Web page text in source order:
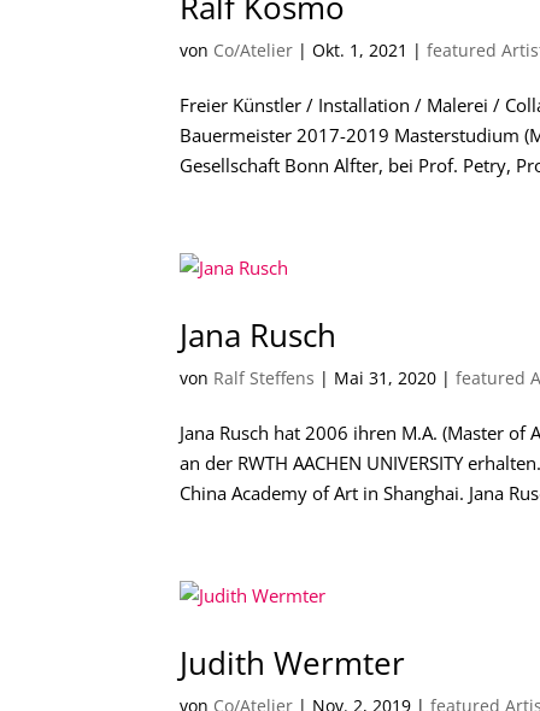
von Co/Atelier |Okt. 1, 2021 |featured
Freier Künstler / Installation / Malerei /
Bauermeister 2017-2019 Masterstudium
Gesellschaft Bonn Alfter, bei Prof. Petry,
Jana Rusch
von Ralf Steffens | Mai 31, 2020 |featured
Jana Rusch hat 2006 ihren M.A. (Master
an der RWTH AACHEN UNIVERSITY
China Academy of Art in Shanghai. Jana
Judith Wermter
von Co/Atelier | Nov. 2, 2019 |featured